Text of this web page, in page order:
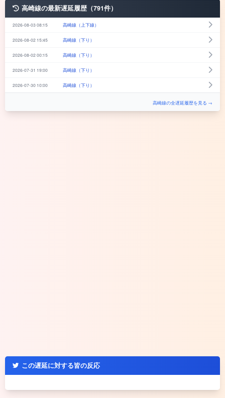
高崎線の最新遅延履歴（791件）
2026-08-03 08:15 高崎線（上下線）
2026-08-02 15:45 高崎線（下り）
2026-08-02 00:15 高崎線（下り）
2026-07-31 19:00 高崎線（下り）
2026-07-30 10:00 高崎線（下り）
高崎線の全遅延履歴を見る →
この遅延に対する皆の反応